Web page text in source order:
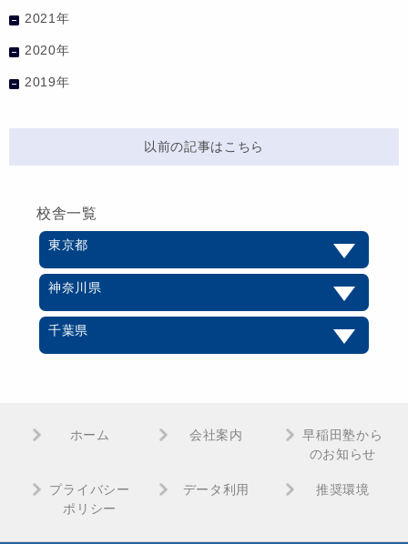
2021年
2020年
2019年
以前の記事はこちら
校舎一覧
東京都
神奈川県
千葉県
ホーム 会社案内
早稲田塾から
のお知らせ
プライバシー
ポリシー
データ利用 推奨環境